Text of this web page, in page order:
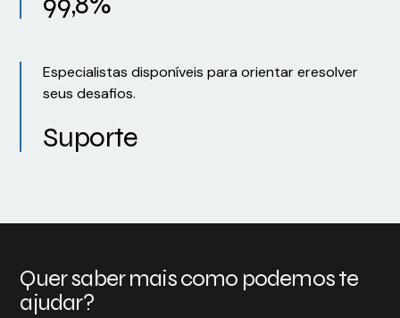
Especialistas disponíveis para orientar eresolver
seus desafios.
Suporte
Quer saber mais como podemos te
ajudar?